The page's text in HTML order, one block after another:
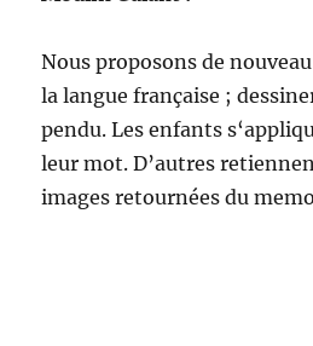
Nous proposons de
la langue française ;
pendu. Les enfants
leur mot. D’autres
images retournées du